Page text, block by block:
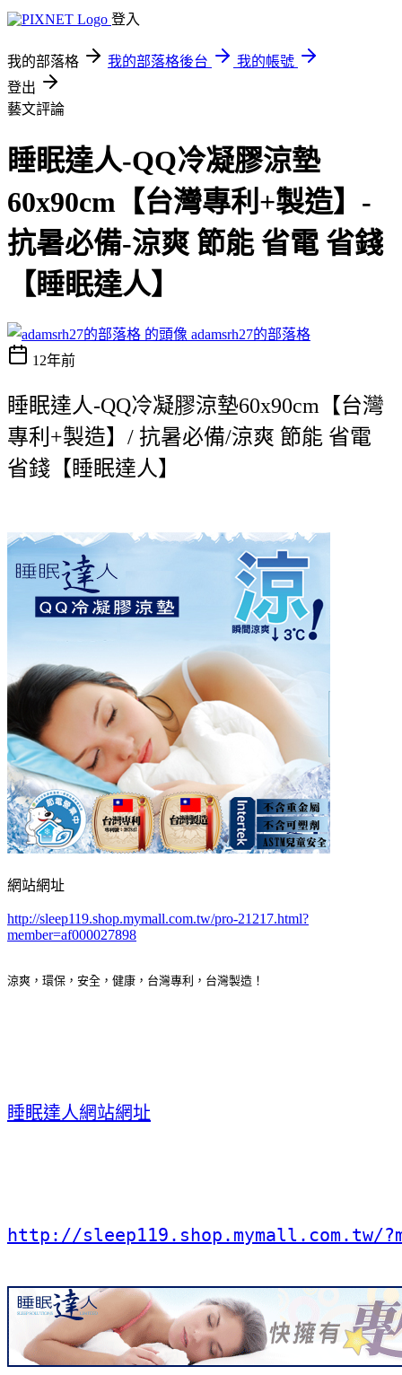
登入
我的部落格 我的部落格後台
我的帳號
登出
藝文評論
睡眠達人-QQ冷凝膠涼墊
60x90cm【台灣專利+製造】-
抗暑必備-涼爽 節能 省電 省錢
【睡眠達人】
adamsrh27的部落格
12年前
睡眠達人-QQ冷凝膠涼墊60x90cm【台灣
專利+製造】/ 抗暑必備/涼爽 節能 省電
省錢【睡眠達人】
網站網址
http://sleep119.shop.mymall.com.tw/pro-21217.html?
member=af000027898
涼爽，環保，安全，健康，台灣專利，台灣製造！
睡眠達人網站網址
http://sleep119.shop.mymall.com.tw/